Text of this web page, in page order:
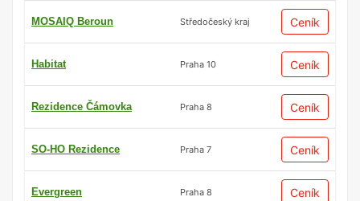
MOSAIQ Beroun Středočeský kraj Ceník
Habitat Praha 10 Ceník
Rezidence Čámovka Praha 8 Ceník
SO-HO Rezidence Praha 7 Ceník
Evergreen Praha 8 Ceník